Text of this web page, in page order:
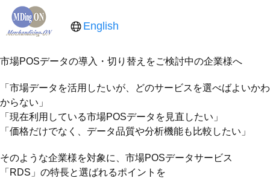
English
市場POSデータの導入・切り替えをご検討中の企業様へ
「市場データを活用したいが、どのサービスを選べばよいかわ
からない」
「現在利用している市場POSデータを見直したい」
「価格だけでなく、データ品質や分析機能も比較したい」
そのような企業様を対象に、市場POSデータサービス
「RDS」の特長と選ばれるポイントを